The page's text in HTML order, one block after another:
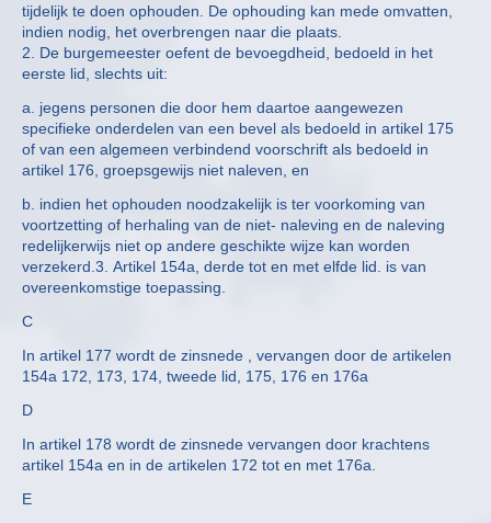
tijdelijk te doen ophouden. De ophouding kan mede omvatten,
indien nodig, het overbrengen naar die plaats.
2. De burgemeester oefent de bevoegdheid, bedoeld in het
eerste lid, slechts uit:
a. jegens personen die door hem daartoe aangewezen
specifieke onderdelen van een bevel als bedoeld in artikel 175
of van een algemeen verbindend voorschrift als bedoeld in
artikel 176, groepsgewijs niet naleven, en
b. indien het ophouden noodzakelijk is ter voorkoming van
voortzetting of herhaling van de niet- naleving en de naleving
redelijkerwijs niet op andere geschikte wijze kan worden
verzekerd.3. Artikel 154a, derde tot en met elfde lid. is van
overeenkomstige toepassing.
C
In artikel 177 wordt de zinsnede
, vervangen door de artikelen
154a 172, 173, 174, tweede lid, 175, 176 en 176a
D
In artikel 178 wordt de zinsnede vervangen door krachtens
artikel 154a en in de artikelen 172 tot en met 176a.
E